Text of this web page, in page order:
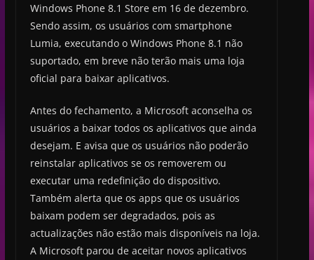
Windows Phone 8.1 Store em 16 de dezembro.
Sendo assim, os usuários com smartphone
Lumia, executando o Windows Phone 8.1 não
suportado, em breve não terão mais uma loja
oficial para baixar aplicativos.
Antes do fechamento, a Microsoft aconselha os
usuários a baixar todos os aplicativos que ainda
desejam. E avisa que os usuários não poderão
reinstalar aplicativos se os removerem ou
executar uma redefinição do dispositivo.
Também alerta que os apps que os usuários
baixam podem ser degradados, pois as
actualizações não estão mais disponíveis na loja.
A Microsoft parou de aceitar novos aplicativos